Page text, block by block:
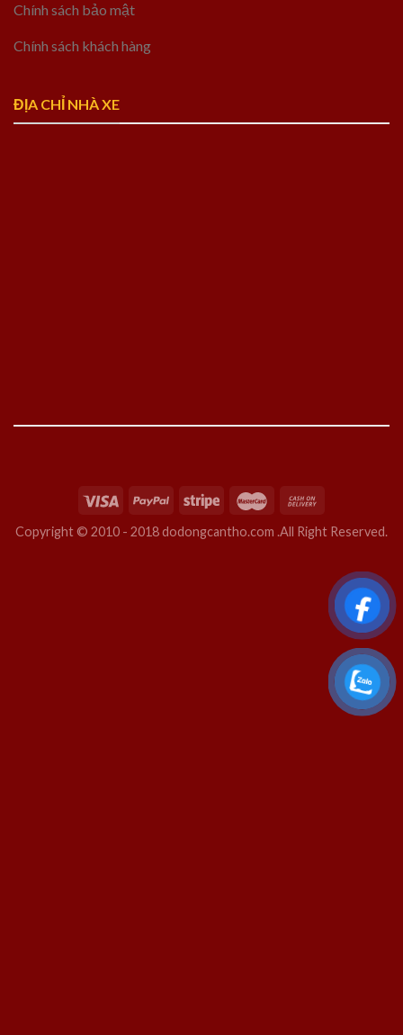
Chính sách bảo mật
Chính sách khách hàng
ĐỊA CHỈ NHÀ XE
Copyright © 2010 - 2018 dodongcantho.com .All Right Reserved.